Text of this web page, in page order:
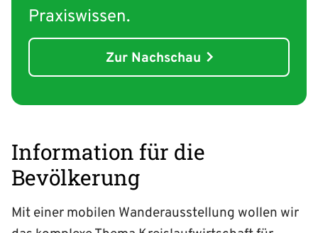
Praxiswissen.
Zur Nachschau
Information für die
Bevölkerung
Mit einer mobilen Wanderausstellung wollen wir